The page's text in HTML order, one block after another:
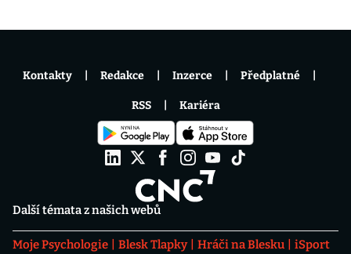
Další témata z našich webů
Moje Psychologie Blesk Tlapky Hráči na Blesku
iSport
Kontakty Redakce Inzerce Předplatné
RSS Kariéra